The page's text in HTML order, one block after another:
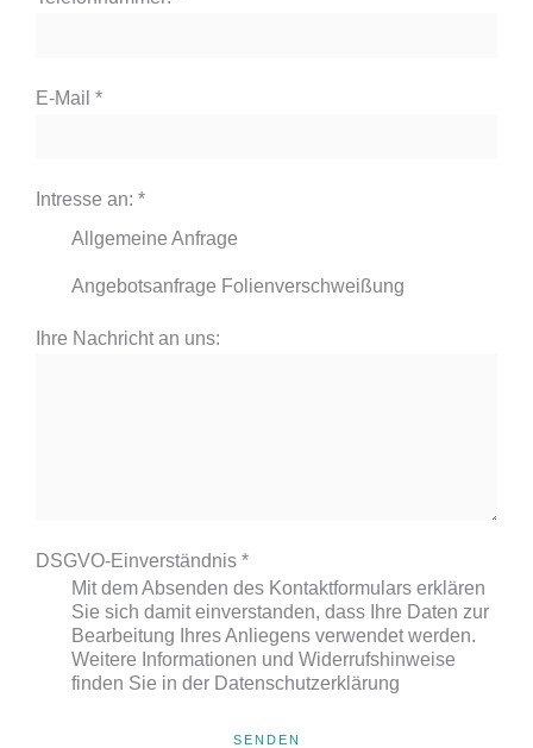
E-Mail *
Intresse an: *
Allgemeine Anfrage
Angebotsanfrage Folienverschweißung
Ihre Nachricht an uns:
DSGVO-Einverständnis *
Mit dem Absenden des Kontaktformulars erklären
Sie sich damit einverstanden, dass Ihre Daten zur
Bearbeitung Ihres Anliegens verwendet werden.
Weitere Informationen und Widerrufshinweise
finden Sie in der Datenschutzerklärung
SENDEN